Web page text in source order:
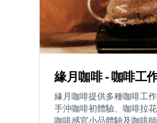
緣月咖啡 - 咖啡工
緣月咖啡提供多種咖啡工
手沖咖啡初體驗、咖啡拉
咖啡感官小品體驗及咖啡